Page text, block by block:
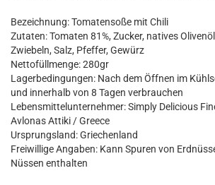
Bezeichnung: Tomatensoße mit Chili
Zutaten: Tomaten 81%, Zucker, natives
Zwiebeln, Salz, Pfeffer, Gewürz
Nettofüllmenge: 280gr
Lagerbedingungen: Nach dem Öffnen im
und innerhalb von 8 Tagen verbrauchen
Lebensmittelunternehmer: Simply Delicious
Avlonas Attiki / Greece
Ursprungsland: Griechenland
Freiwillige Angaben: Kann Spuren von
Nüssen enthalten